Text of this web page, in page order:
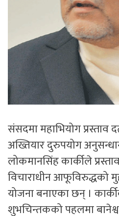
संसदमा महाभियोग प्रस्ताव
अख्तियार दुरुपयोग
लोकमानसिंह कार्कीले
विचाराधीन आफूविरुद्धको
योजना बनाएका छन् ।
शुभचिन्तकको पहलमा